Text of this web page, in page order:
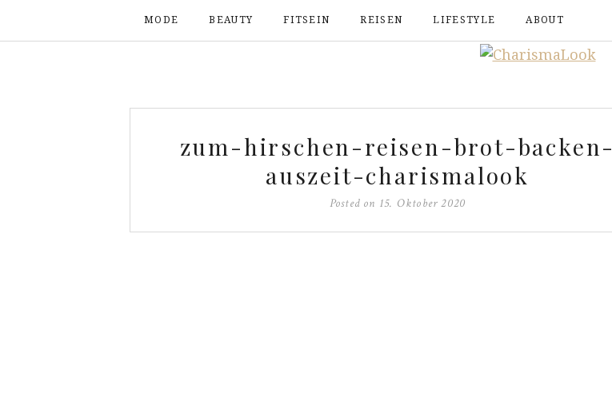
MODE BEAUTY FITSEIN REISEN LIFESTYLE ABOUT
zum-hirschen-reisen-brot-backen-
auszeit-charismalook
Posted on 15. Oktober 2020